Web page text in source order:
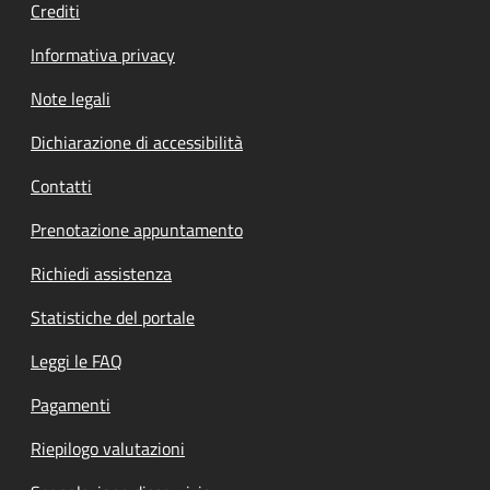
Crediti
Informativa privacy
Note legali
Dichiarazione di accessibilità
Contatti
Prenotazione appuntamento
Richiedi assistenza
Statistiche del portale
Leggi le FAQ
Pagamenti
Riepilogo valutazioni